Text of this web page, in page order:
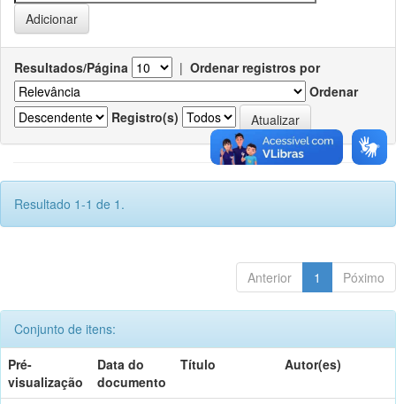
Resultados/Página | Ordenar registros por
Ordenar
Registro(s)
Resultado 1-1 de 1.
Anterior 1 Póximo
Conjunto de itens:
Pré-
visualização
Data do
documento
Título Autor(es)